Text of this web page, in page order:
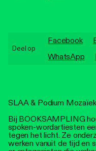
SLAA & Podium
Bij BOOKSAMPLING
spoken-wordartiesten
tegen het licht. Ze
werken vanuit de tijd en
Deel op
Facebook
WhatsApp
Locaties
Stadsdichter